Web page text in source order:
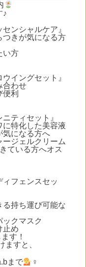
♪
ンシャルケア』
つきが気になる方
い方
イングセット』
合わせ
便利
ティセット』
に特化した美容液
気になる方へ
ージェルクリーム
ている方へオス
ィフェンスセッ
る持ち運び可能な
ックマスク
止め
す！
ますと、
まで
‍♀